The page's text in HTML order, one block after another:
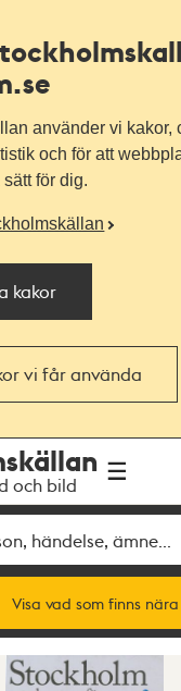
använder vi kakor,
och för att
för dig.
kakor
vi får använda
och bild
Visa vad som finns